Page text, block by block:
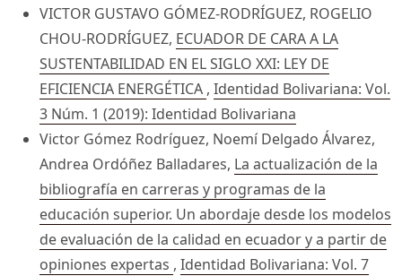
VICTOR GUSTAVO GÓMEZ-RODRÍGUEZ, ROGELIO
CHOU-RODRÍGUEZ, ECUADOR DE CARA A LA
SUSTENTABILIDAD EN EL SIGLO XXI: LEY DE
EFICIENCIA ENERGÉTICA , Identidad Bolivariana: Vol.
3 Núm. 1 (2019): Identidad Bolivariana
Victor Gómez Rodríguez, Noemí Delgado Álvarez,
Andrea Ordóñez Balladares, La actualización de la
bibliografía en carreras y programas de la
educación superior. Un abordaje desde los modelos
de evaluación de la calidad en ecuador y a partir de
opiniones expertas , Identidad Bolivariana: Vol. 7